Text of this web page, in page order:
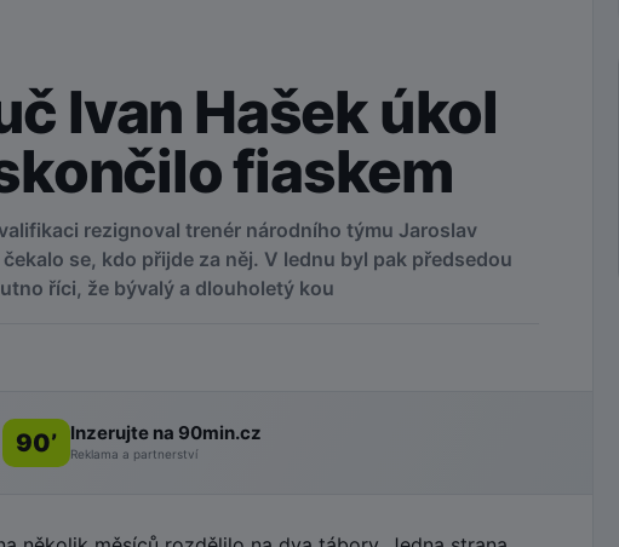
Ivan Hašek úkol
fiaskem
rezignoval trenér národního týmu Jaroslav
se, kdo přijde za něj. V lednu byl pak předsedou
říci, že bývalý a dlouholetý kou
90’ Inzerujte na 90min.cz
Reklama a partnerství